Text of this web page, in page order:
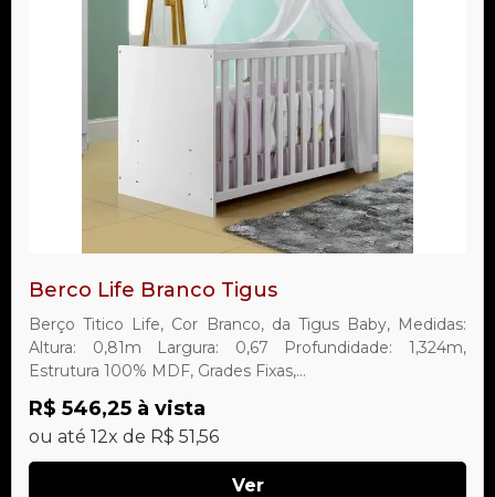
Berco Life Branco Tigus
Berço Titico Life, Cor Branco, da Tigus Baby, Medidas:
Altura: 0,81m Largura: 0,67 Profundidade: 1,324m,
Estrutura 100% MDF, Grades Fixas,...
R$ 546,25 à vista
ou até 12x de R$ 51,56
Ver